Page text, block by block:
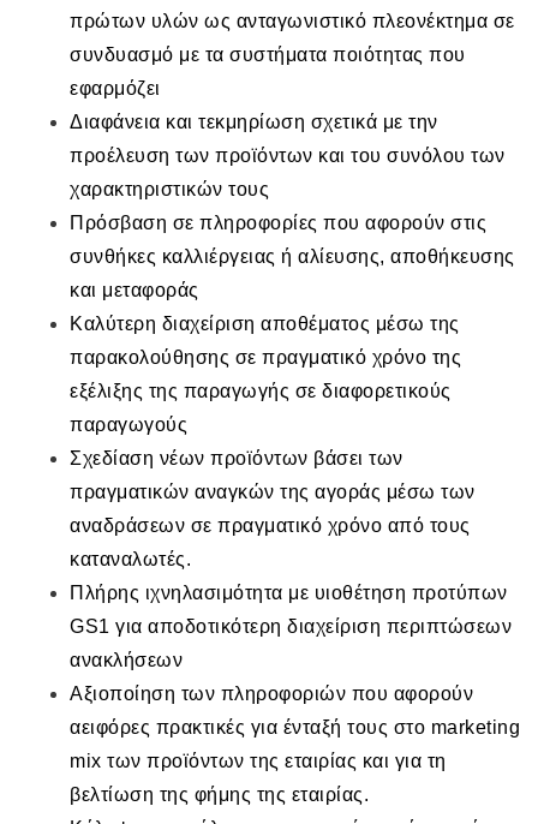
πρώτων υλών ως ανταγωνιστικό πλεονέκτημα σε
συνδυασμό με τα συστήματα ποιότητας που
εφαρμόζει
Διαφάνεια και τεκμηρίωση σχετικά με την
προέλευση των προϊόντων και του συνόλου των
χαρακτηριστικών τους
Πρόσβαση σε πληροφορίες που αφορούν στις
συνθήκες καλλιέργειας ή αλίευσης, αποθήκευσης
και μεταφοράς
Καλύτερη διαχείριση αποθέματος μέσω της
παρακολούθησης σε πραγματικό χρόνο της
εξέλιξης της παραγωγής σε διαφορετικούς
παραγωγούς
Σχεδίαση νέων προϊόντων βάσει των
πραγματικών αναγκών της αγοράς μέσω των
αναδράσεων σε πραγματικό χρόνο από τους
καταναλωτές.
Πλήρης ιχνηλασιμότητα με υιοθέτηση προτύπων
GS1 για αποδοτικότερη διαχείριση περιπτώσεων
ανακλήσεων
Αξιοποίηση των πληροφοριών που αφορούν
αειφόρες πρακτικές για ένταξή τους στο marketing
mix των προϊόντων της εταιρίας και για τη
βελτίωση της φήμης της εταιρίας.